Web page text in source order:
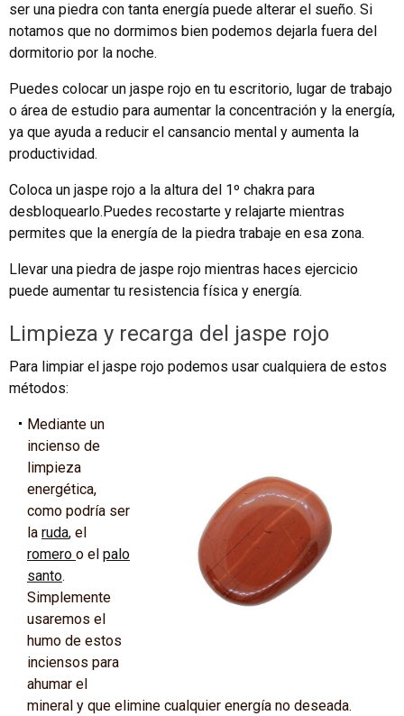
ser una piedra con tanta energía puede alterar el sueño. Si
notamos que no dormimos bien podemos dejarla fuera del
dormitorio por la noche.
Puedes colocar un jaspe rojo en tu escritorio, lugar de trabajo
o área de estudio para aumentar la concentración y la energía,
ya que ayuda a reducir el cansancio mental y aumenta la
productividad.
Coloca un jaspe rojo a la altura del 1º chakra para
desbloquearlo.Puedes recostarte y relajarte mientras
permites que la energía de la piedra trabaje en esa zona.
Llevar una piedra de jaspe rojo mientras haces ejercicio
puede aumentar tu resistencia física y energía.
Limpieza y recarga del jaspe rojo
Para limpiar el jaspe rojo podemos usar cualquiera de estos
métodos:
Mediante un
incienso de
limpieza
energética,
como podría ser
la ruda, el
romero o el palo
santo.
Simplemente
usaremos el
humo de estos
inciensos para
ahumar el
mineral y que elimine cualquier energía no deseada.